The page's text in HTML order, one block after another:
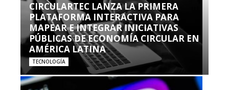
CIRCULARTEC LANZA LA PRIMERA
PLATAFORMA INTERACTIVA PARA
MAPEAR E INTEGRAR INICIATIVAS
PÚBLICAS DE ECONOMÍA CIRCULAR EN
AMÉRICA LATINA
TECNOLOGÍA